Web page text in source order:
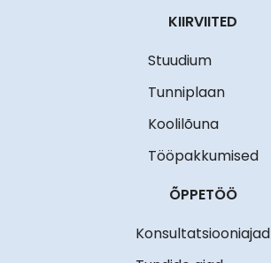
KIIRVIITED
Stuudium
Tunniplaan
Koolilõuna
Tööpakkumised
ÕPPETÖÖ
Konsultatsiooniajad